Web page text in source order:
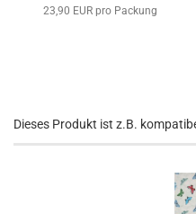
23,90 EUR pro Packung
Dieses Produkt ist z.B.